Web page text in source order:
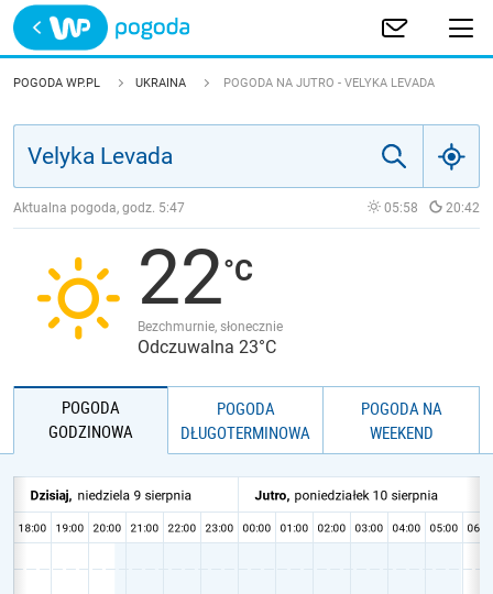
Trwa ładowanie
POLSKA
JAKOŚĆ POWIETRZA
POGODA WP.PL UKRAINA POGODA NA JUTRO - VELYKA LEVADA
Aktualna pogoda, godz. 5:47 05:58 20:42
22
Bezchmurnie, słonecznie
Odczuwalna 23°C
POGODA
GODZINOWA
POGODA
DŁUGOTERMINOWA
POGODA NA
WEEKEND